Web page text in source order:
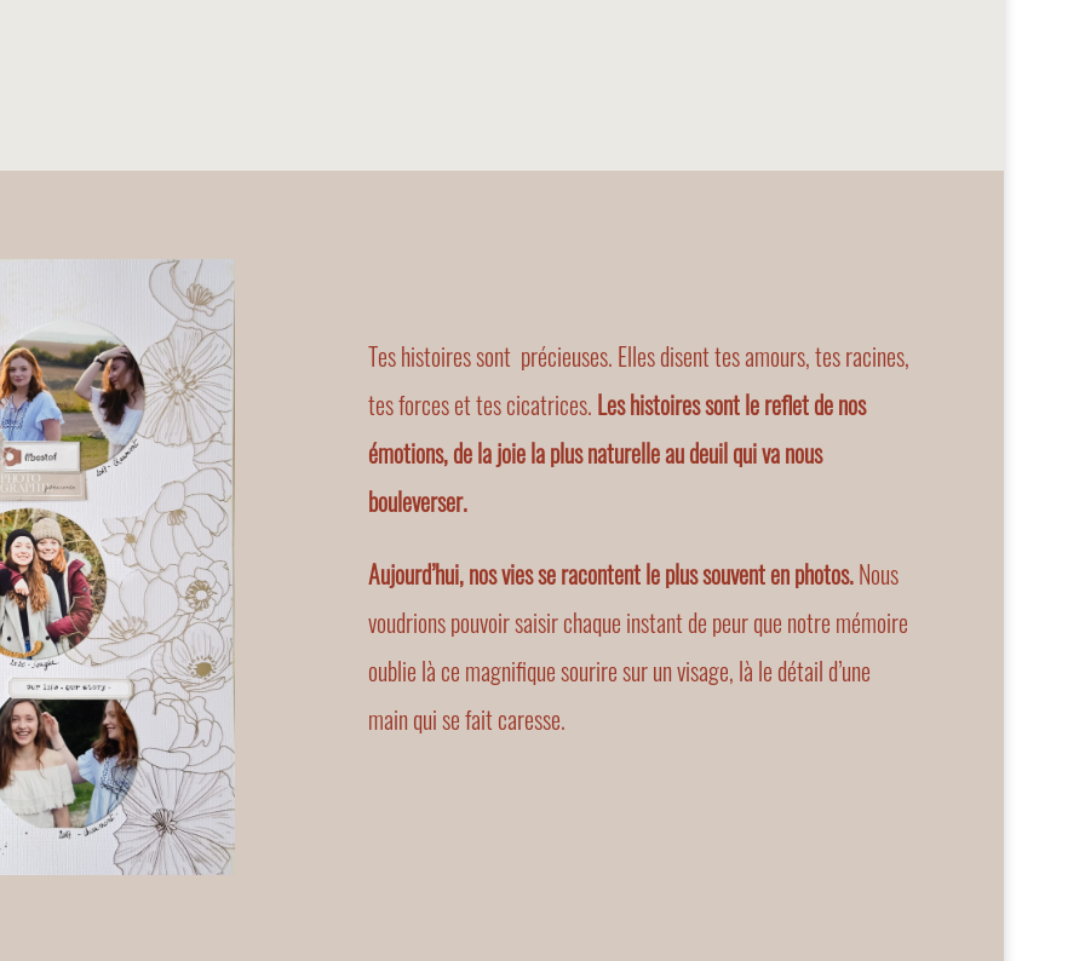
Tes histoires sont précieuses. Elles disent tes amours, tes racines,
tes forces et tes cicatrices. Les histoires sont le reflet de nos
émotions, de la joie la plus naturelle au deuil qui va nous
bouleverser.
Aujourd’hui, nos vies se racontent le plus souvent en photos.Nous
voudrions pouvoir saisir chaque instant de peur que notre mémoire
oublie là ce magnifique sourire sur un visage, là le détail d’une
main qui se fait caresse.